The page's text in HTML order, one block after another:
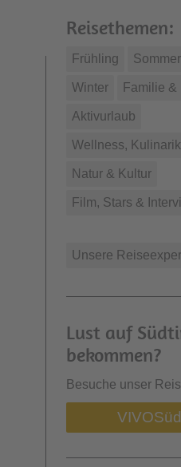
Reisethemen:
Frühling Sommer
Winter Familie &
Aktivurlaub
Wellness,
Natur & Kultur
Film, Stars &
Unsere
Lust auf
bekommen?
Besuche unser
VIVO